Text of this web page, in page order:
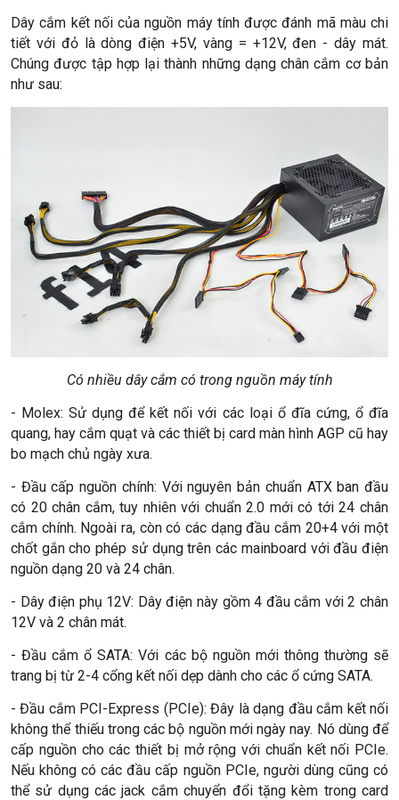
Dây cắm kết nối của nguồn máy tính được đánh mã màu chi
tiết với đỏ là dòng điện +5V, vàng = +12V, đen - dây mát.
Chúng được tập hợp lại thành những dạng chân cắm cơ bản
như sau:
Có nhiều dây cắm có trong nguồn máy tính
- Molex: Sử dụng để kết nối với các loại ổ đĩa cứng, ổ đĩa
quang, hay cắm quạt và các thiết bị card màn hình AGP cũ hay
bo mạch chủ ngày xưa.
- Đầu cấp nguồn chính: Với nguyên bản chuẩn ATX ban đầu
có 20 chân cắm, tuy nhiên với chuẩn 2.0 mới có tới 24 chân
cắm chính. Ngoài ra, còn có các dạng đầu cắm 20+4 với một
chốt gắn cho phép sử dụng trên các mainboard với đầu điện
nguồn dạng 20 và 24 chân.
- Dây điện phụ 12V: Dây điện này gồm 4 đầu cắm với 2 chân
12V và 2 chân mát.
- Đầu cắm ổ SATA: Với các bộ nguồn mới thông thường sẽ
trang bị từ 2-4 cổng kết nối dẹp dành cho các ổ cứng SATA.
- Đầu cắm PCI-Express (PCIe): Đây là dạng đầu cắm kết nối
không thể thiếu trong các bộ nguồn mới ngày nay. Nó dùng để
cấp nguồn cho các thiết bị mở rộng với chuẩn kết nối PCIe.
Nếu không có các đầu cấp nguồn PCIe, người dùng cũng có
thể sử dụng các jack cắm chuyển đổi tặng kèm trong card